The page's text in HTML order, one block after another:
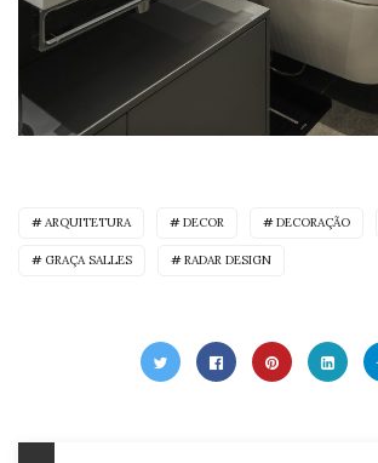
ARQUITETURA DECOR DECORAÇÃO
GRAÇA SALLES RADAR DESIGN